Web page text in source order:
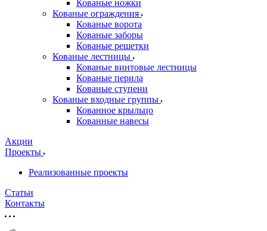
Кованые ножки
Кованые ограждения
Кованые ворота
Кованые заборы
Кованые решетки
Кованые лестницы
Кованые винтовые лестницы
Кованые перила
Кованые ступени
Кованые входные группы
Кованное крыльцо
Кованные навесы
Акции
Проекты
Реализованные проекты
Статьи
Контакты